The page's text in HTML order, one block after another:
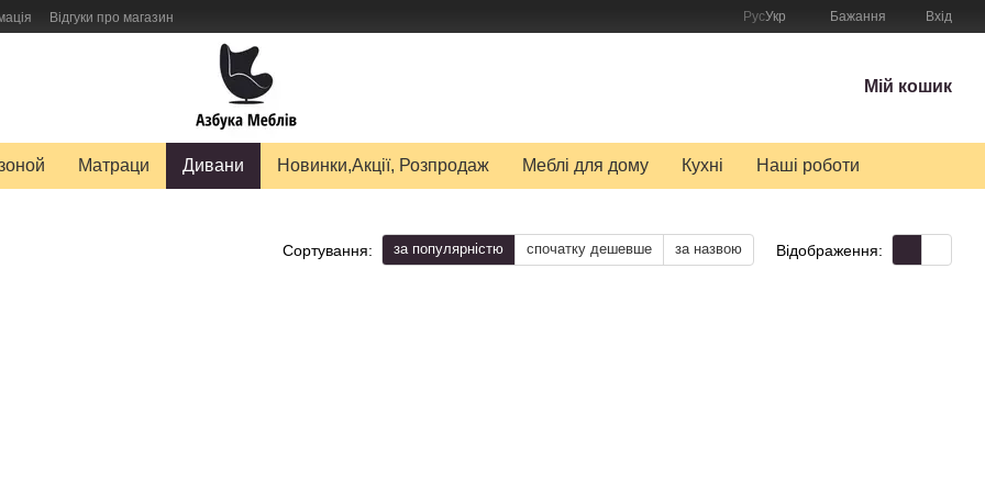
Відгуки про магазин
РусУкр Бажання Вхід
Мій кошик
Матраци Дивани Новинки,Акції, Розпродаж Меблі для дому Кухні Наші роботи
Сортування: за популярністю спочатку дешевше за назвою Відображення: